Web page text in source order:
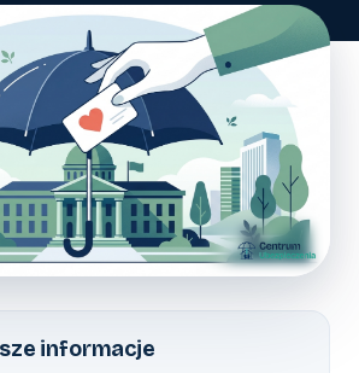
informacje